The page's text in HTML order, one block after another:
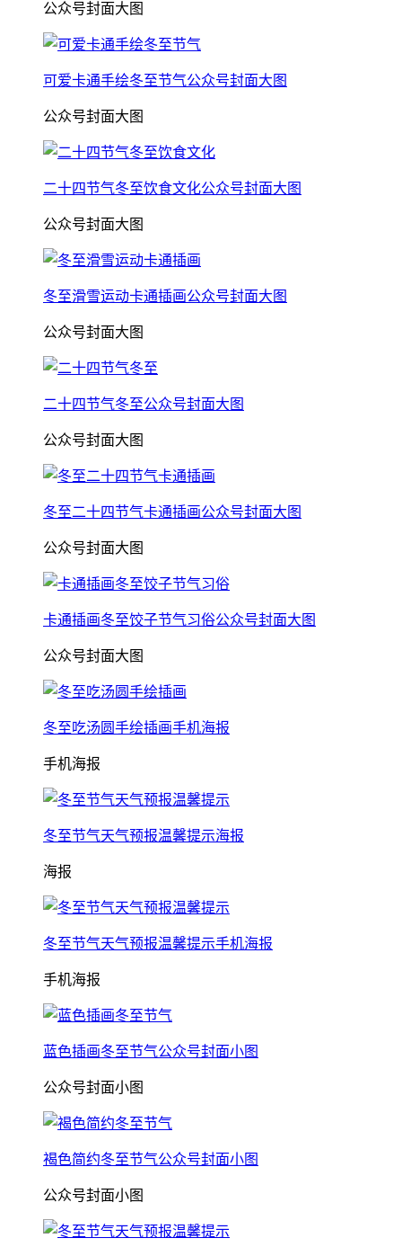
公众号封面大图
可爱卡通手绘冬至节气公众号封面大图
公众号封面大图
二十四节气冬至饮食文化公众号封面大图
公众号封面大图
冬至滑雪运动卡通插画公众号封面大图
公众号封面大图
二十四节气冬至公众号封面大图
公众号封面大图
冬至二十四节气卡通插画公众号封面大图
公众号封面大图
卡通插画冬至饺子节气习俗公众号封面大图
公众号封面大图
冬至吃汤圆手绘插画手机海报
手机海报
冬至节气天气预报温馨提示海报
海报
冬至节气天气预报温馨提示手机海报
手机海报
蓝色插画冬至节气公众号封面小图
公众号封面小图
褐色简约冬至节气公众号封面小图
公众号封面小图